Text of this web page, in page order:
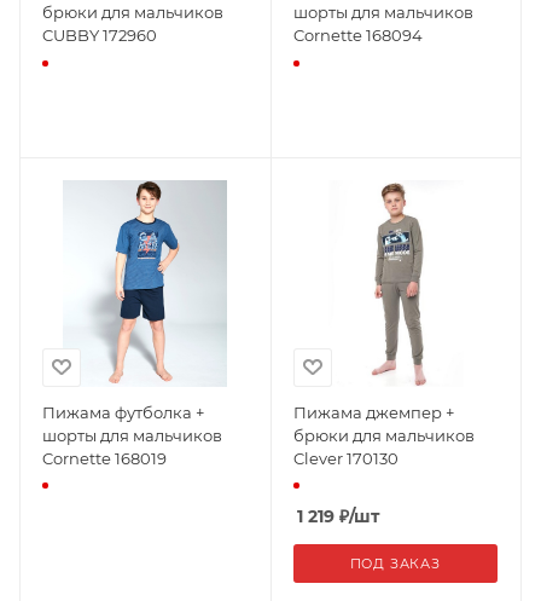
брюки для мальчиков
CUBBY 172960
шорты для мальчиков
Cornette 168094
Пижама футболка +
шорты для мальчиков
Cornette 168019
Пижама джемпер +
брюки для мальчиков
Clever 170130
1 219₽/шт
ПОД ЗАКАЗ